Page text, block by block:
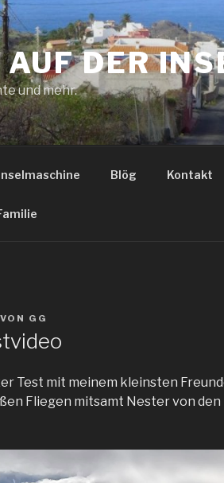
AUF DER
und mehr.
Blög Kontakt
VON GG
Test mit meinem kleinsten
Fliegen mitsamt Nester von